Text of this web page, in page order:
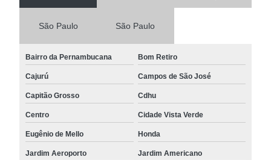
São Paulo São Paulo
Bairro da Pernambucana Bom Retiro
Cajurú Campos de São José
Capitão Grosso Cdhu
Centro Cidade Vista Verde
Eugênio de Mello Honda
Jardim Aeroporto Jardim Americano